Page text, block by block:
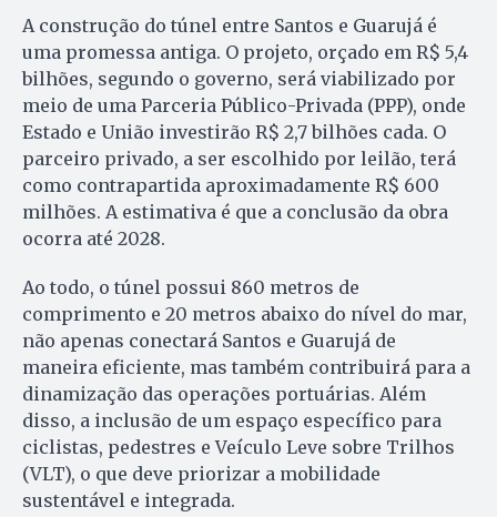
A construção do túnel entre Santos e Guarujá é
uma promessa antiga. O projeto, orçado em R$ 5,4
bilhões, segundo o governo, será viabilizado por
meio de uma Parceria Público-Privada (PPP), onde
Estado e União investirão R$ 2,7 bilhões cada. O
parceiro privado, a ser escolhido por leilão, terá
como contrapartida aproximadamente R$ 600
milhões. A estimativa é que a conclusão da obra
ocorra até 2028.
Ao todo, o túnel possui 860 metros de
comprimento e 20 metros abaixo do nível do mar,
não apenas conectará Santos e Guarujá de
maneira eficiente, mas também contribuirá para a
dinamização das operações portuárias. Além
disso, a inclusão de um espaço específico para
ciclistas, pedestres e Veículo Leve sobre Trilhos
(VLT), o que deve priorizar a mobilidade
sustentável e integrada.